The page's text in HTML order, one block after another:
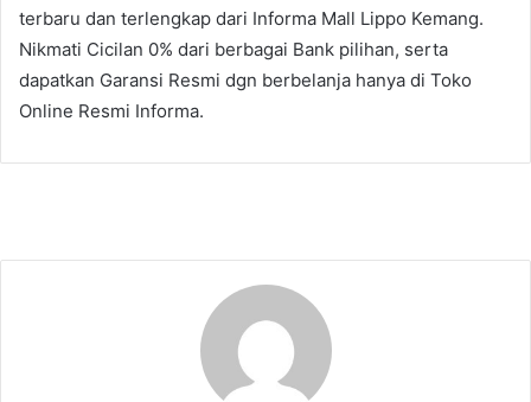
terbaru dan terlengkap dari Informa Mall Lippo Kemang.
Nikmati Cicilan 0% dari berbagai Bank pilihan, serta
dapatkan Garansi Resmi dgn berbelanja hanya di Toko
Online Resmi Informa.